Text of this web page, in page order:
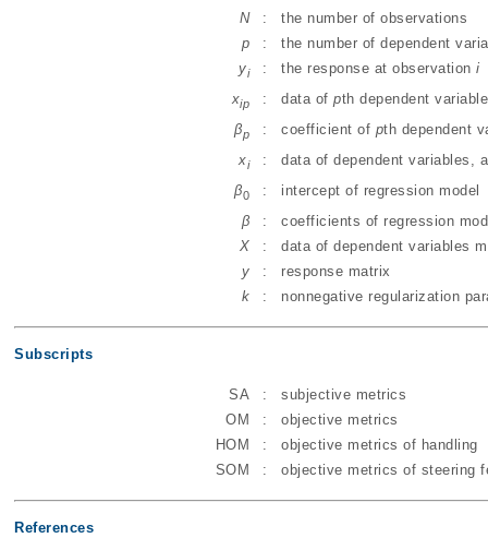
N :
the number of observations
p
:
the number of dependent
yi : the response at observation i
xip : data of pth dependent
βp : coefficient of pth dependent
xi :
data of dependent variables,
β0 :
intercept of regression model
β
:
coefficients of regression
X
:
data of dependent variables
y
:
response matrix
k
: nonnegative regularization
Subscripts
SA :
subjective metrics
OM
:
objective metrics
HOM
:
objective metrics of handling
SOM
: objective metrics of steering
References